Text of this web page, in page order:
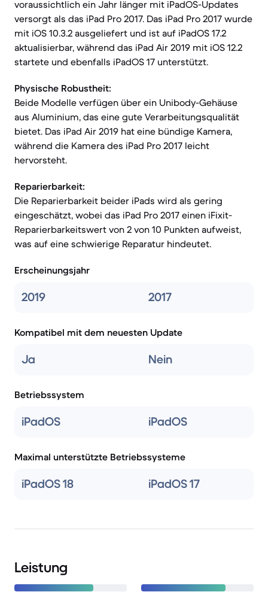
voraussichtlich ein Jahr länger mit iPadOS-Updates
versorgt als das iPad Pro 2017. Das iPad Pro 2017 wurde
mit iOS 10.3.2 ausgeliefert und ist auf iPadOS 17.2
aktualisierbar, während das iPad Air 2019 mit iOS 12.2
startete und ebenfalls iPadOS 17 unterstützt.
Physische Robustheit:
Beide Modelle verfügen über ein Unibody-Gehäuse
aus Aluminium, das eine gute Verarbeitungsqualität
bietet. Das iPad Air 2019 hat eine bündige Kamera,
während die Kamera des iPad Pro 2017 leicht
hervorsteht.
Reparierbarkeit:
Die Reparierbarkeit beider iPads wird als gering
eingeschätzt, wobei das iPad Pro 2017 einen iFixit-
Reparierbarkeitswert von 2 von 10 Punkten aufweist,
was auf eine schwierige Reparatur hindeutet.
Erscheinungsjahr
2019 2017
Kompatibel mit dem neuesten Update
Ja Nein
Betriebssystem
iPadOS iPadOS
Maximal unterstützte Betriebssysteme
iPadOS 18 iPadOS 17
Leistung